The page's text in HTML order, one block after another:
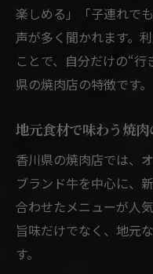
楽しめる」「子連れで
声が多く聞かれます。
ことで、自分だけの“
県の焼肉店の特徴です。
地元食材で味わう焼
香川県の焼肉店では、
ブランド牛を中心に、
合わせたメニューが人
旨味だけでなく、地元
す。